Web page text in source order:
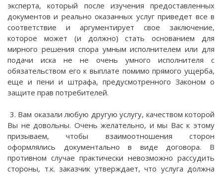
эксперта, который после изучения предоставленных
документов и реально оказанных услуг приведет все в
соответствие и аргументирует свое заключение,
которое может (и должно) стать основанием для
мирного решения спора умным исполнителем или для
подачи иска не не очень умного исполнителя с
обязательством его к выплате помимо прямого ущерба,
еще и пени и штрафа, предусмотренного Законом о
защите прав потребителей.
3. Вам оказали любую другую услугу, качеством которой
Вы не довольны. Очень желательно, и мы Вас к этому
призываем, чтобы взаимоотношения сторон
оформлялись документально в виде договора. В
противном случае практически невозможно рассудить
стороны, т.к. заказчик утверждает, что услуга должна